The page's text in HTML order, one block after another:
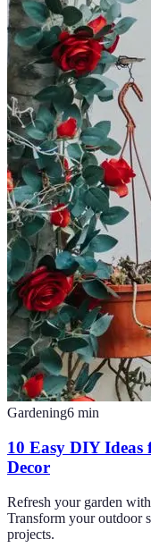
Gardening6 min
10 Easy DIY
Decor
Refresh your garden
Transform your outdoor
projects.